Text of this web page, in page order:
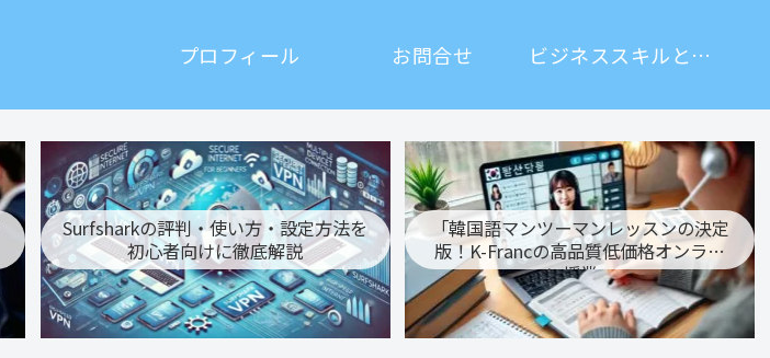
プロフィール お問合せ ビジネススキルとは？
Surfsharkの評判・使い方・設定方法を
初心者向けに徹底解説
「韓国語マンツーマンレッスンの決定
版！K-Francの高品質低価格オンライ
ン授業」